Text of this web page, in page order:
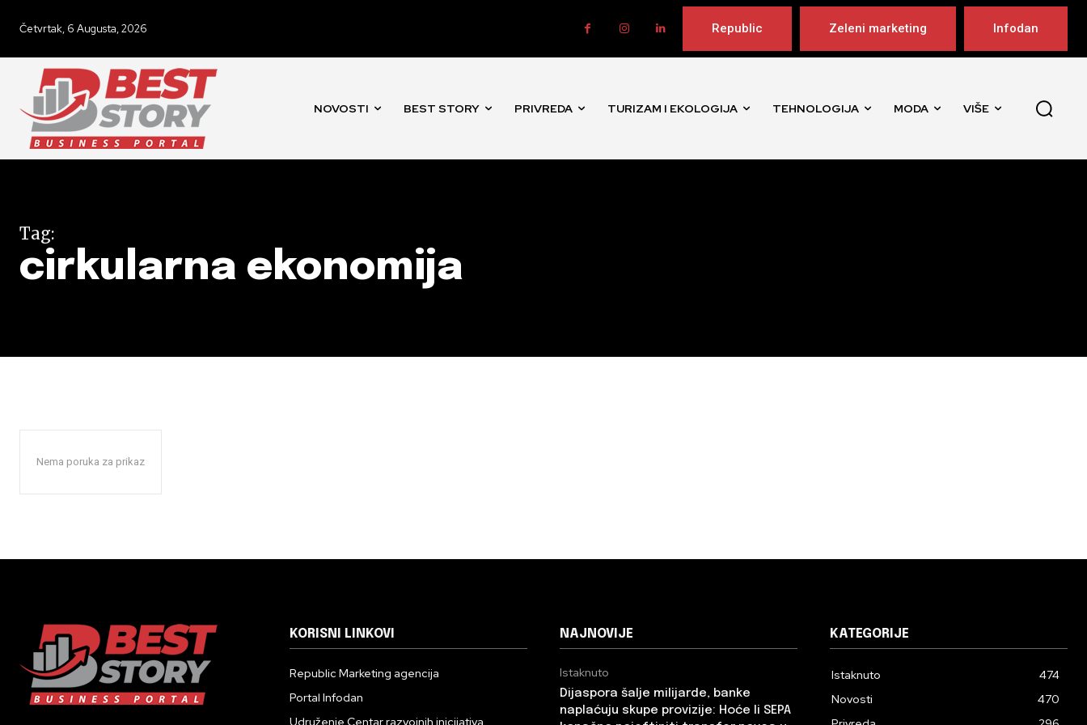
Četvrtak, 6 Augusta, 2026 Republic Zeleni marketing Infodan
NOVOSTI BEST STORY PRIVREDA TURIZAM I EKOLOGIJA TEHNOLOGIJA MODA VIŠE
Tag:
cirkularna ekonomija
Nema poruka za prikaz
KORISNI LINKOVI
Republic Marketing agencija
Portal Infodan
Udruženje Centar razvojnih inicijativa
NAJNOVIJE
Istaknuto
Dijaspora šalje milijarde, banke
naplaćuju skupe provizije: Hoće li SEPA
KATEGORIJE
Istaknuto
474
Novosti
470